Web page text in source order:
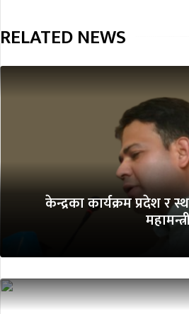
RELATED NEWS
केन्द्रका कार्यक्रम प्रदेश र